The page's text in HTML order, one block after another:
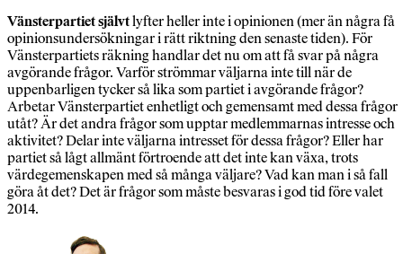
Vänsterpartiet självtlyfter heller inte i opinionen (mer än några få
opinionsundersökningar i rätt riktning den senaste tiden). För
Vänsterpartiets räkning handlar det nu om att få svar på några
avgörande frågor. Varför strömmar väljarna inte till när de
uppenbarligen tycker så lika som partiet i avgörande frågor?
Arbetar Vänsterpartiet enhetligt och gemensamt med dessa frågor
utåt? Är det andra frågor som upptar medlemmarnas intresse och
aktivitet? Delar inte väljarna intresset för dessa frågor? Eller har
partiet så lågt allmänt förtroende att det inte kan växa, trots
värdegemenskapen med så många väljare? Vad kan man i så fall
göra åt det? Det är frågor som måste besvaras i god tid före valet
2014.